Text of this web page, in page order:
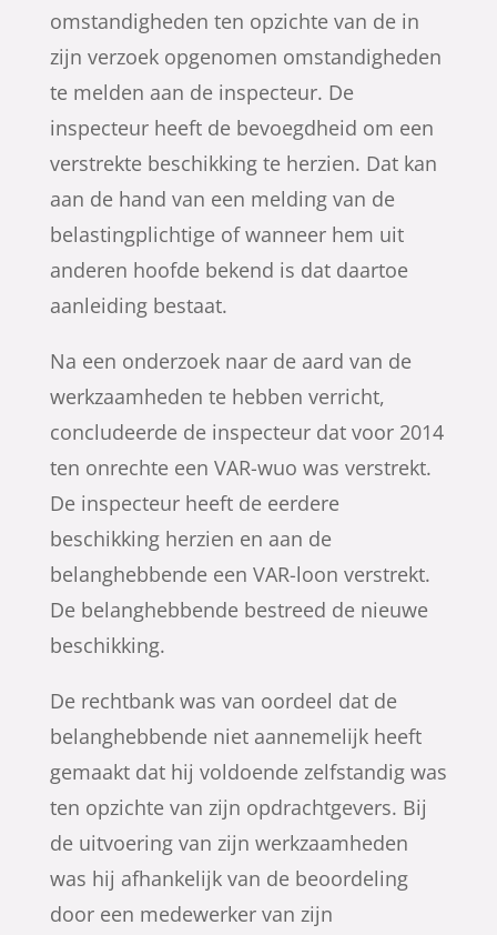
omstandigheden ten opzichte van de in
zijn verzoek opgenomen omstandigheden
te melden aan de inspecteur. De
inspecteur heeft de bevoegdheid om een
verstrekte beschikking te herzien. Dat kan
aan de hand van een melding van de
belastingplichtige of wanneer hem uit
anderen hoofde bekend is dat daartoe
aanleiding bestaat.
Na een onderzoek naar de aard van de
werkzaamheden te hebben verricht,
concludeerde de inspecteur dat voor 2014
ten onrechte een VAR-wuo was verstrekt.
De inspecteur heeft de eerdere
beschikking herzien en aan de
belanghebbende een VAR-loon verstrekt.
De belanghebbende bestreed de nieuwe
beschikking.
De rechtbank was van oordeel dat de
belanghebbende niet aannemelijk heeft
gemaakt dat hij voldoende zelfstandig was
ten opzichte van zijn opdrachtgevers. Bij
de uitvoering van zijn werkzaamheden
was hij afhankelijk van de beoordeling
door een medewerker van zijn